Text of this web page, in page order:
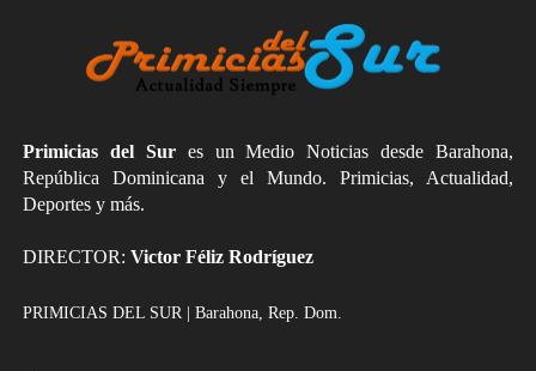
Primicias del Sures un Medio Noticias desde Barahona,
República Dominicana y el Mundo. Primicias, Actualidad,
Deportes y más.
DIRECTOR: Victor Féliz Rodríguez
PRIMICIAS DEL SUR | Barahona, Rep. Dom.